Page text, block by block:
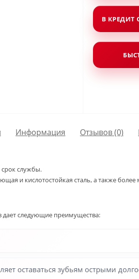
В КРЕДИТ
Информация Отзывов (0)
срок службы.
и кислотостойкая сталь, а также
дает следующие преимущества:
оставаться зубьям острыми